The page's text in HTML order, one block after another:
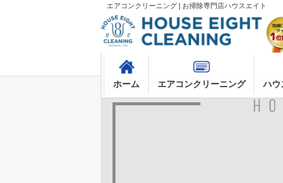
エアコンクリーニング | お掃除専門店ハウスエイト
ホーム エアコンクリーニング ハウ